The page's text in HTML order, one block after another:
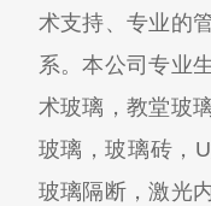
术支持、专业的
系。本公司专业
术玻璃，教堂玻
玻璃，玻璃砖，
玻璃隔断，激光